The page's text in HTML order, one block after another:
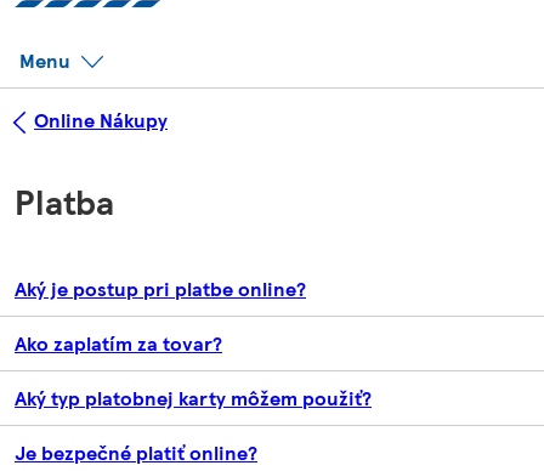
Menu
Online Nákupy
Platba
Aký je postup pri platbe online?
Ako zaplatím za tovar?
Aký typ platobnej karty môžem použiť?
Je bezpečné platiť online?